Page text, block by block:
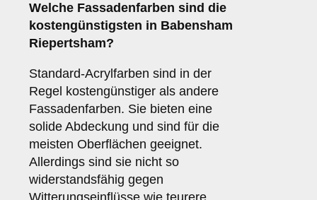
Welche Fassadenfarben sind die
kostengünstigsten in Babensham
Riepertsham?
Standard-Acrylfarben sind in der
Regel kostengünstiger als andere
Fassadenfarben. Sie bieten eine
solide Abdeckung und sind für die
meisten Oberflächen geeignet.
Allerdings sind sie nicht so
widerstandsfähig gegen